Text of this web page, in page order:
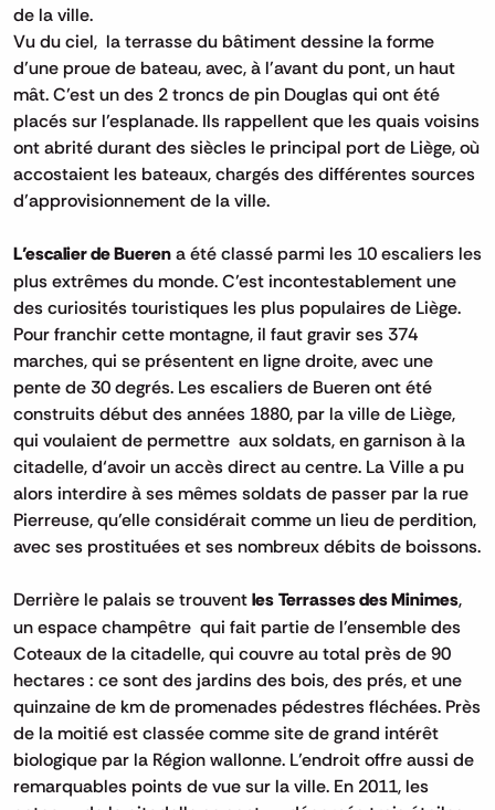
de la ville.
Vu du ciel, la terrasse du bâtiment dessine la forme
d’une proue de bateau, avec, à l'avant du pont, un haut
mât. C’est un des 2 troncs de pin Douglas qui ont été
placés sur l’esplanade. Ils rappellent que les quais voisins
ont abrité durant des siècles le principal port de Liège, où
accostaient les bateaux, chargés des différentes sources
d’approvisionnement de la ville.
L’escalier de Bueren a été classé parmi les 10 escaliers les
plus extrêmes du monde. C’est incontestablement une
des curiosités touristiques les plus populaires de Liège.
Pour franchir cette montagne, il faut gravir ses 374
marches, qui se présentent en ligne droite, avec une
pente de 30 degrés. Les escaliers de Bueren ont été
construits début des années 1880, par la ville de Liège,
qui voulaient de permettre aux soldats, en garnison à la
citadelle, d‘avoir un accès direct au centre. La Ville a pu
alors interdire à ses mêmes soldats de passer par la rue
Pierreuse, qu’elle considérait comme un lieu de perdition,
avec ses prostituées et ses nombreux débits de boissons.
Derrière le palais se trouvent les Terrasses des Minimes,
un espace champêtre qui fait partie de l'ensemble des
Coteaux de la citadelle, qui couvre au total près de 90
hectares : ce sont des jardins des bois, des prés, et une
quinzaine de km de promenades pédestres fléchées. Près
de la moitié est classée comme site de grand intérêt
biologique par la Région wallonne. L’endroit offre aussi de
remarquables points de vue sur la ville. En 2011, les